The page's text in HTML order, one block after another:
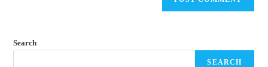
Search
SEARCH